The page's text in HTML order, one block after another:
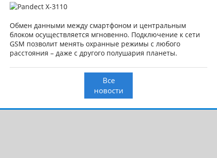
Обмен данными между смартфоном и центральным
блоком осуществляется мгновенно. Подключение к сети
GSM позволит менять охранные режимы с любого
расстояния – даже с другого полушария планеты.
Все
новости